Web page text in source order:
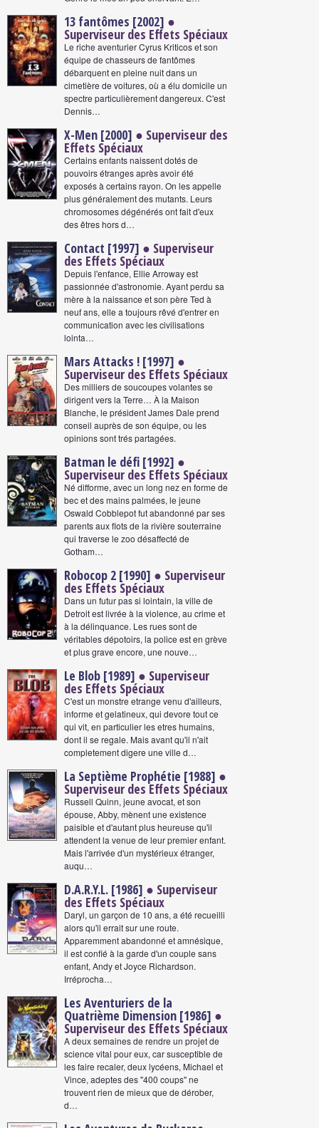
13 fantômes [2002] ●
Superviseur des Effets Spéciaux
Le riche aventurier Cyrus Kriticos et son
équipe de chasseurs de fantômes
débarquent en pleine nuit dans un
cimetière de voitures, où a élu domicile un
spectre particulièrement dangereux. C'est
Dennis…
X-Men [2000] ● Superviseur des
Effets Spéciaux
Certains enfants naissent dotés de
pouvoirs étranges après avoir été
exposés à certains rayon. On les appelle
plus généralement des mutants. Leurs
chromosomes dégénérés ont fait d'eux
des êtres hors d…
Contact [1997] ● Superviseur
des Effets Spéciaux
Depuis l'enfance, Ellie Arroway est
passionnée d'astronomie. Ayant perdu sa
mère à la naissance et son père Ted à
neuf ans, elle a toujours rêvé d'entrer en
communication avec les civilisations
lointa…
Mars Attacks ! [1997] ●
Superviseur des Effets Spéciaux
Des milliers de soucoupes volantes se
dirigent vers la Terre… À la Maison
Blanche, le président James Dale prend
conseil auprès de son équipe, ou les
opinions sont trés partagées.
Batman le défi [1992] ●
Superviseur des Effets Spéciaux
Né difforme, avec un long nez en forme de
bec et des mains palmées, le jeune
Oswald Cobblepot fut abandonné par ses
parents aux flots de la rivière souterraine
qui traverse le zoo désaffecté de
Gotham…
Robocop 2 [1990] ● Superviseur
des Effets Spéciaux
Dans un futur pas si lointain, la ville de
Detroit est livrée à la violence, au crime et
à la délinquance. Les rues sont de
véritables dépotoirs, la police est en grève
et plus grave encore, une nouve…
Le Blob [1989] ● Superviseur
des Effets Spéciaux
C'est un monstre etrange venu d'ailleurs,
informe et gelatineux, qui devore tout ce
qui vit, en particulier les etres humains,
dont il se regale. Mais avant qu'il n'ait
completement digere une ville d…
La Septième Prophétie [1988] ●
Superviseur des Effets Spéciaux
Russell Quinn, jeune avocat, et son
épouse, Abby, mènent une existence
paisible et d'autant plus heureuse qu'il
attendent la venue de leur premier enfant.
Mais l'arrivée d'un mystérieux étranger,
auqu…
D.A.R.Y.L. [1986] ● Superviseur
des Effets Spéciaux
Daryl, un garçon de 10 ans, a été recueilli
alors qu'il errait sur une route.
Apparemment abandonné et amnésique,
il est confié à la garde d'un couple sans
enfant, Andy et Joyce Richardson.
Irréprocha…
Les Aventuriers de la
Quatrième Dimension [1986] ●
Superviseur des Effets Spéciaux
A deux semaines de rendre un projet de
science vital pour eux, car susceptible de
les faire recaler, deux lycéens, Michael et
Vince, adeptes des "400 coups" ne
trouvent rien de mieux que de dérober,
d…